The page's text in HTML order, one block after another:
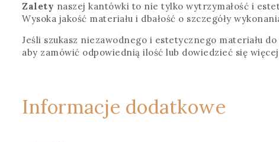
Zalety naszej kantówki to nie tylko wytrzymałość i
Wysoka jakość materiału i dbałość o szczegóły
Jeśli szukasz niezawodnego i estetycznego materiału
aby zamówić odpowiednią ilość lub dowiedzieć się
Informacje dodatkowe